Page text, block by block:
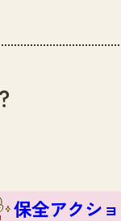
保全アクシ